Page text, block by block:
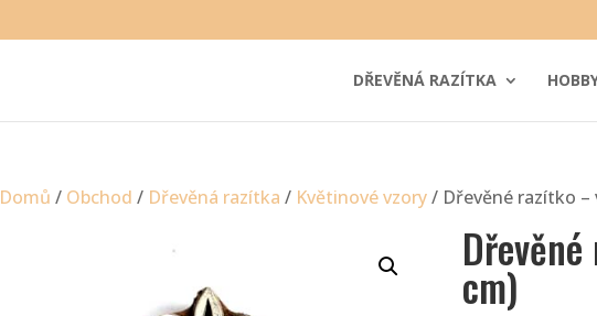
DŘEVĚNÁ RAZÍTKA
Domů / Obchod / Dřevěná razítka / Květinové vzory/ Dřevěné razítko –
cm)